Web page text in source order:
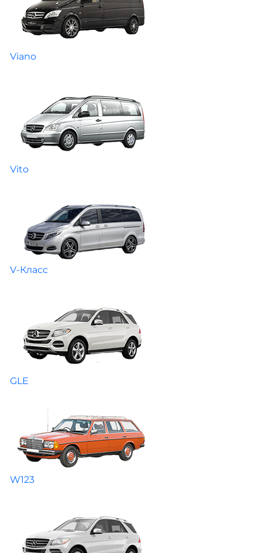
Viano
Vito
V-Класс
GLE
W123